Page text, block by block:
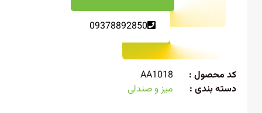
09378892850
محصول :
AA1018
بندی :
میز و صندلی